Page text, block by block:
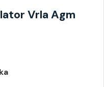
Vrla Agm